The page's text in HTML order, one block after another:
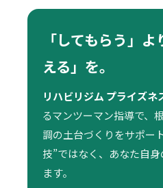
「してもらう」
える」を。
リハビリジム プライズネ
るマンツーマン指導で、
調の土台づくりをサポー
技”ではなく、あなた自
ます。